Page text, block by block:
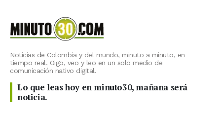
Noticias de Colombia y del mundo, minuto a minuto, en
tiempo real. Oigo, veo y leo en un solo medio de
comunicación nativo digital.
Lo que leas hoy en minuto30, mañana será
noticia.